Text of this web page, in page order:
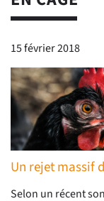
15 février 2018
Un rejet massif
Selon un récent